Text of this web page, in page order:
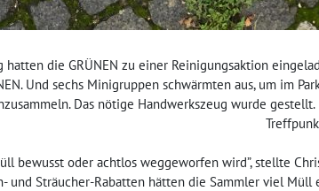
die GRÜNEN zu einer Reinigungsaktion
Und sechs Minigruppen schwärmten aus, um im
Das nötige Handwerkszeug wurde
bewusst oder achtlos weggeworfen wird”, stellte
und Sträucher-Rabatten hätten die Sammler viel